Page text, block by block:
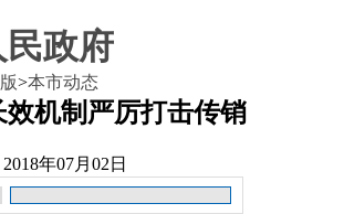
>本市动态
机制严厉打击传销
2018年07月02日